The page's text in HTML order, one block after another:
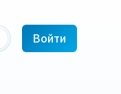
Войти